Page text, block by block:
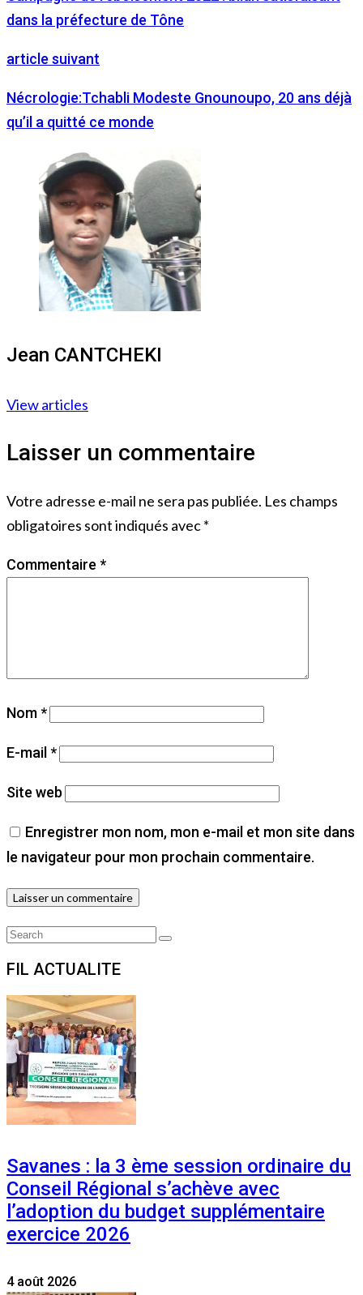
dans la préfecture de Tône
article suivant
Nécrologie:Tchabli Modeste Gnounoupo, 20 ans déjà
qu’il a quitté ce monde
Jean CANTCHEKI
View articles
Laisser un commentaire
Votre adresse e-mail ne sera pas publiée. Les champs
obligatoires sont indiqués avec*
Commentaire *
Nom*
E-mail*
Site web
Enregistrer mon nom, mon e-mail et mon site dans
le navigateur pour mon prochain commentaire.
Search
Search
FIL ACTUALITE
Savanes : la 3 ème session ordinaire du
Conseil Régional s’achève avec
l’adoption du budget supplémentaire
exercice 2026
4 août 2026